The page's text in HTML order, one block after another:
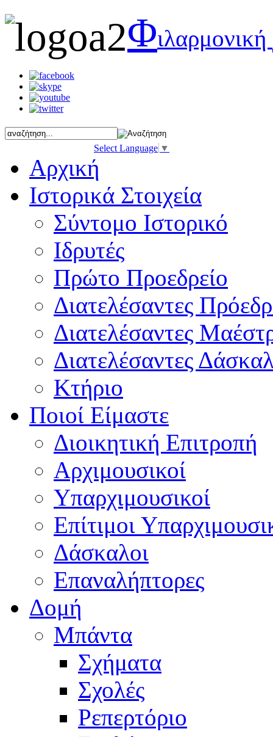
Φιλαρμονική
Select Language ▼
Αρχική
Ιστορικά Στοιχεία
Σύντομο Ιστορικό
Ιδρυτές
Πρώτο Προεδρείο
Διατελέσαντες
Διατελέσαντες
Διατελέσαντες
Κτήριο
Ποιοί Είμαστε
Διοικητική Επιτροπή
Aρχιμουσικοί
Υπαρχιμουσικοί
Επίτιμοι
Δάσκαλοι
Επαναλήπτορες
Δομή
Μπάντα
Σχήματα
Σχολές
Ρεπερτόριο